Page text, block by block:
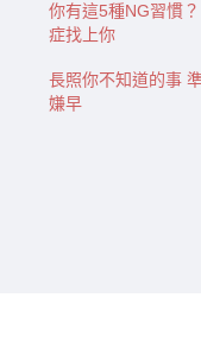
你有這5種NG習慣
症找上你
長照你不知道的事
嫌早